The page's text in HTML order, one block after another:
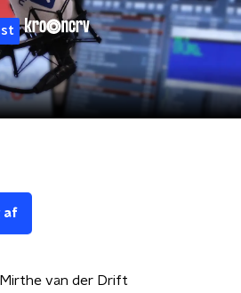
af
Mirthe van der Drift